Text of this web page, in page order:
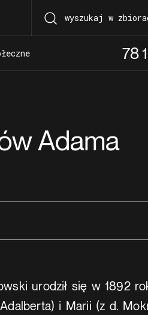
wyszukaj w
78
Adama
urodził się w 1892
i Marii (z d.